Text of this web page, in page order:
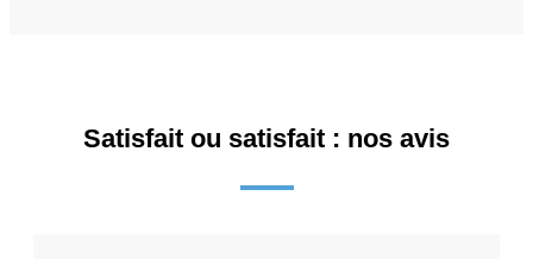
Satisfait ou satisfait : nos avis